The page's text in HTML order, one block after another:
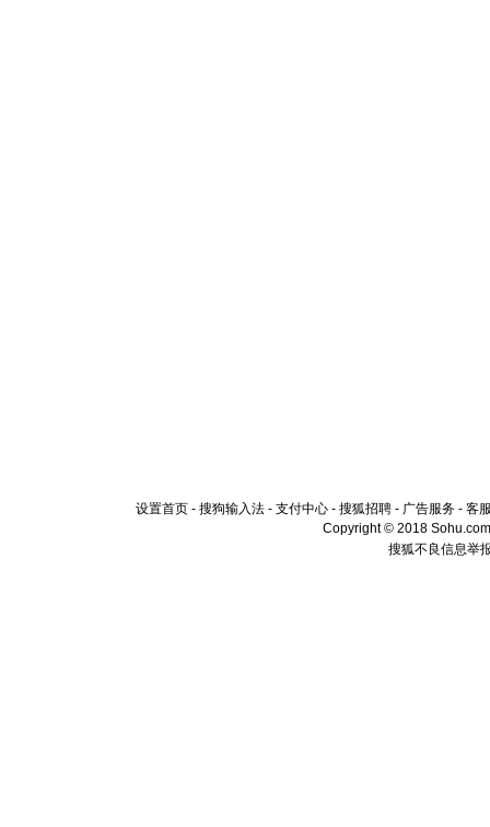
设置首页 - 搜狗输入法 - 支付中心 - 搜狐招聘 - 广告服务 - 客
Copyright © 2018
搜狐不良信息举